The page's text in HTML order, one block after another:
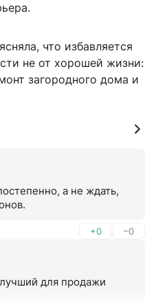
что избавляется
не от хорошей жизни:
загородного дома и
а не ждать,
+0 –0
для продажи